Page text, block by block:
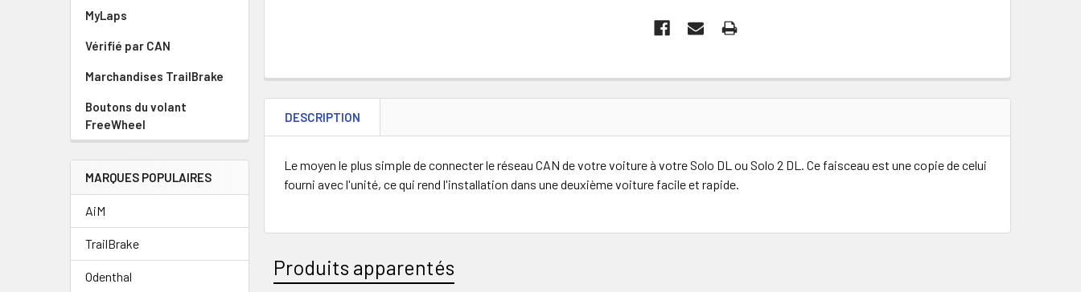
MyLaps
Vérifié par CAN
Marchandises TrailBrake
Boutons du volant
FreeWheel
MARQUES POPULAIRES
AiM
TrailBrake
Odenthal
DESCRIPTION
Le moyen le plus simple de connecter le réseau CAN de votre voiture à votre Solo DL ou Solo 2 DL. Ce faisceau est une copie de celui
fourni avec l'unité, ce qui rend l'installation dans une deuxième voiture facile et rapide.
Produits apparentés